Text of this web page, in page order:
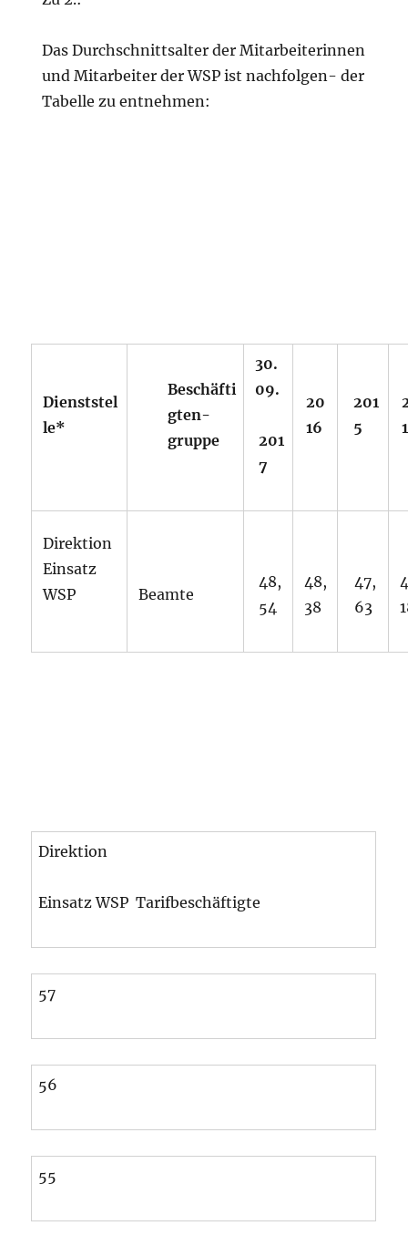
Das Durchschnittsalter der Mitarbeiterinnen
und Mitarbeiter der WSP ist nachfolgen- der
Tabelle zu entnehmen:
Dienststel
le*
Beschäfti
gten-
gruppe
30.
09.
201
7
20
16
201
5
Direktion
Einsatz
WSP
Beamte
48,
54
48,
38
47,
63
Direktion
Einsatz WSP Tarifbeschäftigte
57
56
55